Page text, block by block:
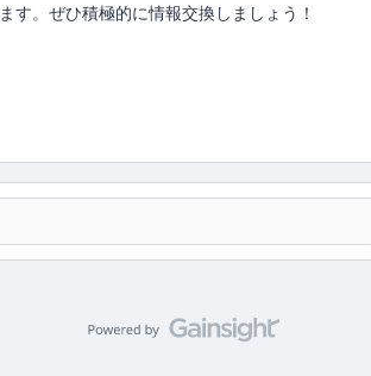
。ぜひ積極的に情報交換しましょう！